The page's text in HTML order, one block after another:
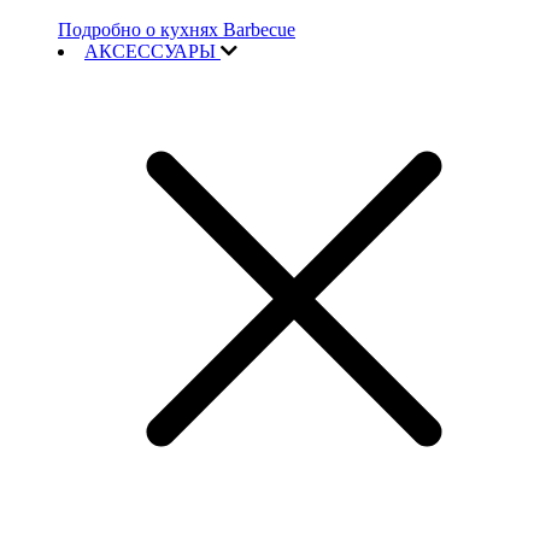
Подробно о кухнях Barbecue
АКСЕССУАРЫ